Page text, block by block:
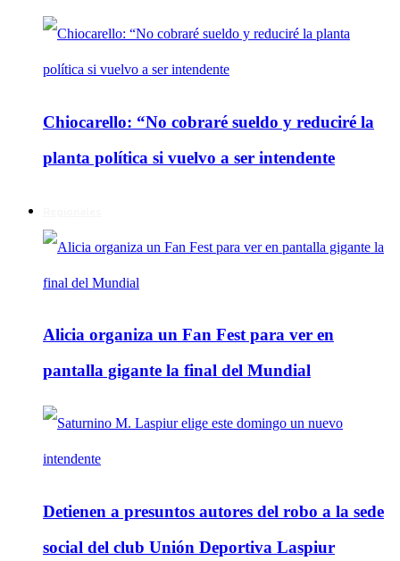
Chiocarello: “No cobraré sueldo y reduciré la
planta política si vuelvo a ser intendente
Alicia organiza un Fan Fest para ver en
pantalla gigante la final del Mundial
Detienen a presuntos autores del robo a la sede
social del club Unión Deportiva Laspiur